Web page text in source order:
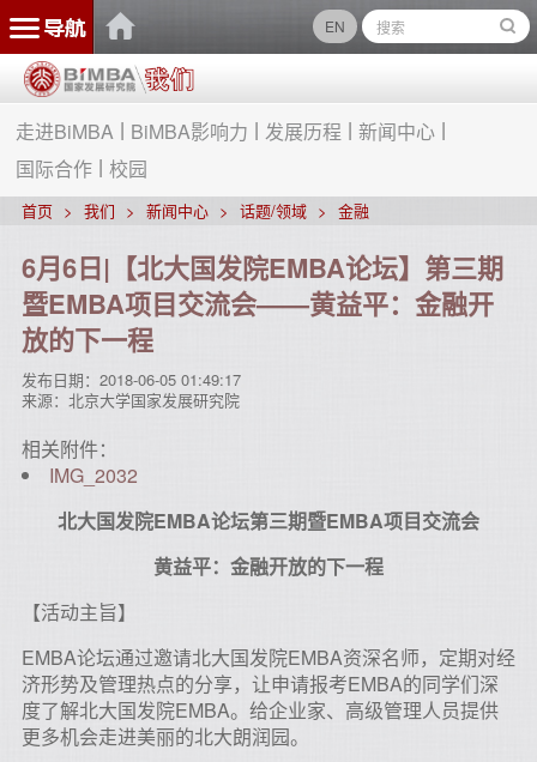
EN
走进BiMBA BiMBA影响力 发展历程
新闻中心
国际合作
校园
首页 我们 新闻中心 话题/领域 金融
6月6日|【北大国发院EMBA论坛】第三期
暨EMBA项目交流会——黄益平：金融开
放的下一程
发布日期： 2018-06-05 01:49:17
来源： 北京大学国家发展研究院
相关附件：
IMG_2032
北大国发院EMBA论坛第三期暨EMBA项目交流会
黄益平：金融开放的下一程
【活动主旨】
EMBA论坛通过邀请北大国发院EMBA资深名师，定期对经
济形势及管理热点的分享，让申请报考EMBA的同学们深
度了解北大国发院EMBA。给企业家、高级管理人员提供
更多机会走进美丽的北大朗润园。